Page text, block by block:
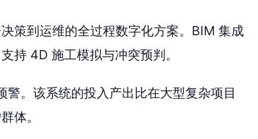
策到运维的全过程数字化方案。BIM 集成
持 4D 施工模拟与冲突预判。
。该系统的投入产出比在大型复杂项目
体。